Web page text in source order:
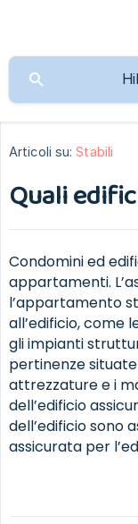
Articoli su: Stabili
Quali
Condomini ed
appartamenti.
l’appartamento
all’edificio, come
gli impianti
pertinenze
attrezzature e i
dell’edificio
dell’edificio sono
assicurata per